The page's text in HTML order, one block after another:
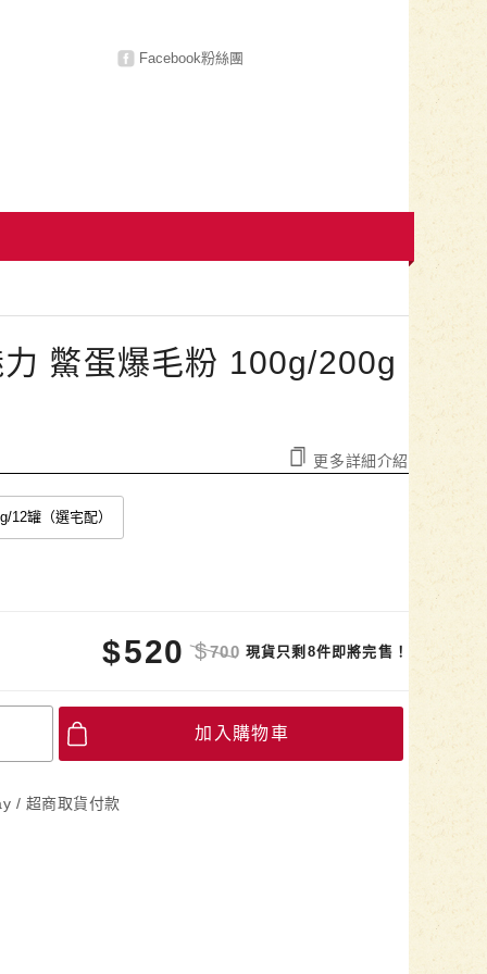
Facebook粉絲團
鱉蛋爆毛粉 100g/200g
更多詳細介紹
12罐（選宅配）
$520 $700 現貨只剩8件即將完售！
加入購物車
/ 超商取貨付款